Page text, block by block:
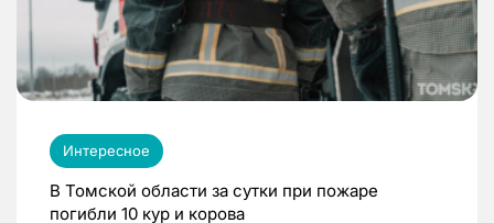
Интересное
В Томской области за сутки при пожаре
погибли 10 кур и корова